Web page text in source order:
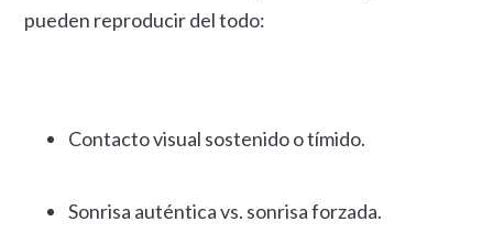
pueden reproducir del todo:
Contacto visual sostenido o tímido.
Sonrisa auténtica vs. sonrisa forzada.